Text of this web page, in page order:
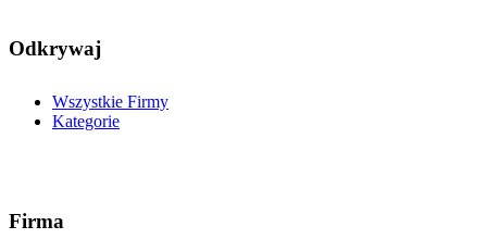
Odkrywaj
Wszystkie Firmy
Kategorie
Firma